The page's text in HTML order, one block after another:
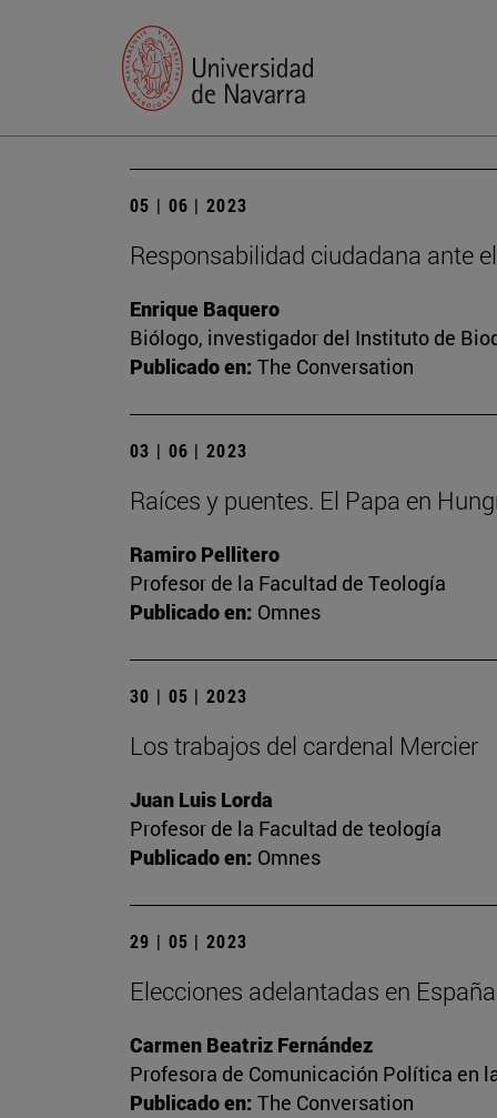
05 | 06 | 2023
Responsabilidad ciudadana ante
Enrique Baquero
Biólogo, investigador del Instituto de
Publicado en: The Conversation
03 | 06 | 2023
Raíces y puentes. El Papa en
Ramiro Pellitero
Profesor de la Facultad de Teología
Publicado en: Omnes
30 | 05 | 2023
Los trabajos del cardenal Mercier
Juan Luis Lorda
Profesor de la Facultad de teología
Publicado en: Omnes
29 | 05 | 2023
Elecciones adelantadas en
Carmen Beatriz Fernández
Profesora de Comunicación Política en
Publicado en: The Conversation